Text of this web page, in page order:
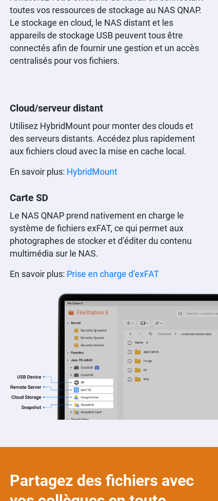
toutes vos ressources de stockage au NAS QNAP.
Le stockage en cloud, le NAS distant et les
appareils de stockage USB peuvent tous être
connectés afin de fournir une gestion et un accès
centralisés pour vos fichiers.
Cloud/serveur distant
Utilisez HybridMount pour monter des clouds et
des serveurs distants. Accédez plus rapidement
aux fichiers cloud avec la mise en cache local.
En savoir plus: HybridMount
Carte SD
Le NAS QNAP prend nativement en charge le
système de fichiers exFAT, ce qui permet aux
photographes de stocker et d’éditer du contenu
multimédia sur le NAS.
En savoir plus: Prise en charge d’exFAT
Partagez des fichiers avec